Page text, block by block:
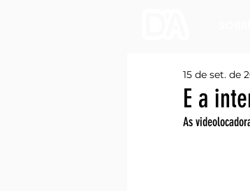
E a
15 de set. de
As